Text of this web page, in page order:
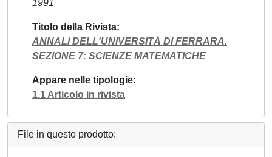
1991
Titolo della Rivista
ANNALI DELL'UNIVERSITÀ DI FERRARA.
SEZIONE 7: SCIENZE MATEMATICHE
Appare nelle tipologie
1.1 Articolo in rivista
File in questo prodotto: